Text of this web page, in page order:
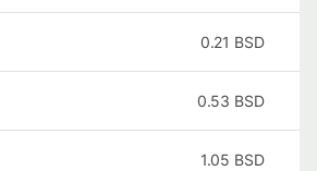
0.21 BSD
0.53 BSD
1.05 BSD